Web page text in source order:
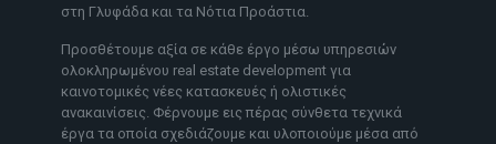
στη Γλυφάδα και τα Νότια Προάστια.
Προσθέτουμε αξία σε κάθε έργο μέσω υπηρεσιών
ολοκληρωμένου real estate development για
καινοτομικές νέες κατασκευές ή ολιστικές
ανακαινίσεις. Φέρνουμε εις πέρας σύνθετα τεχνικά
έργα τα οποία σχεδιάζουμε και υλοποιούμε μέσα από